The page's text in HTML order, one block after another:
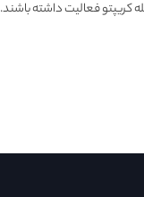
کریپتو فعالیت داشته باشند.